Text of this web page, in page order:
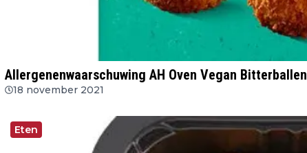
Allergenenwaarschuwing AH Oven Vegan Bitterballen
18 november 2021
Eten